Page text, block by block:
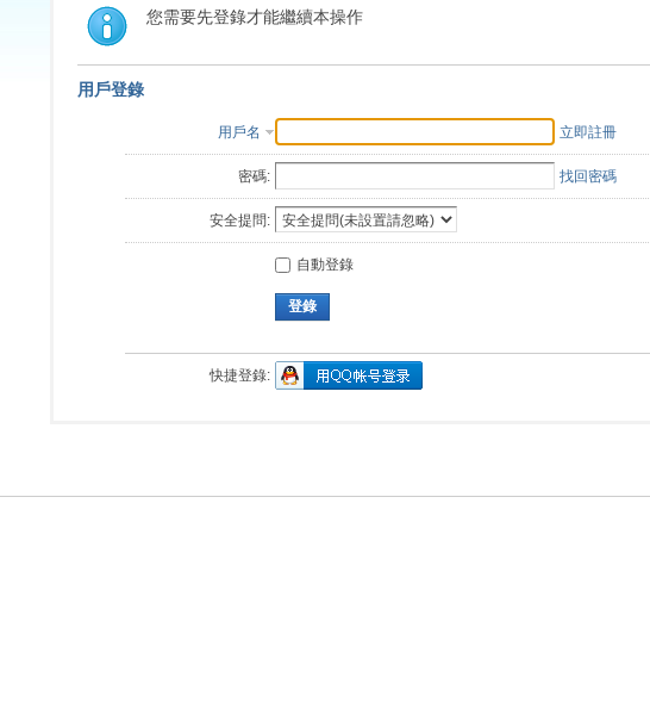
索
您需要先登錄才能繼續本操作
用戶登錄
用戶名 立即註冊
密碼: 找回密碼
安全提問:
自動登錄
登錄
快捷登錄: